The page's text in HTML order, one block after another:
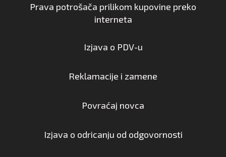
Prava potrošača prilikom kupovine preko
interneta
Izjava o PDV-u
Reklamacije i zamene
Povraćaj novca
Izjava o odricanju od odgovornosti